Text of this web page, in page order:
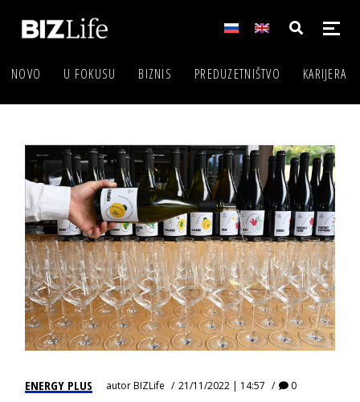
NOVO U FOKUSU BIZNIS PREDUZETNIŠTVO KARIJERA
ENERGY PLUS autorBIZLife 21/11/2022 | 14:57 0